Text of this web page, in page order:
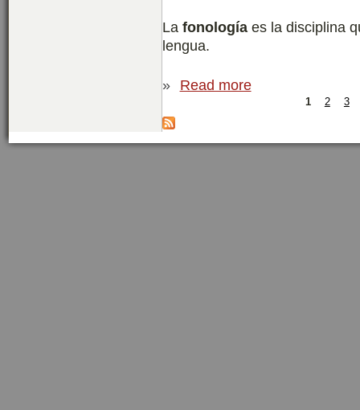
La fonología es la disciplina
lengua.
» Read more
1 2 3